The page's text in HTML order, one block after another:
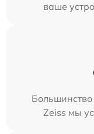
ваше
Zeiss мы